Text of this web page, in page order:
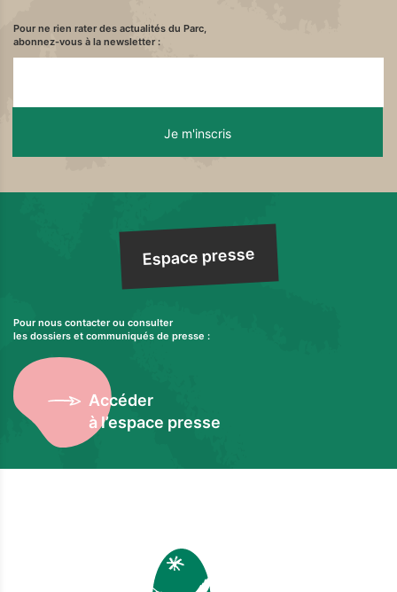
Pour ne rien rater des actualités du Parc,
abonnez-vous à la newsletter :
Espace presse
Pour nous contacter ou consulter
les dossiers et communiqués de presse :
Accéder
à l’espace presse